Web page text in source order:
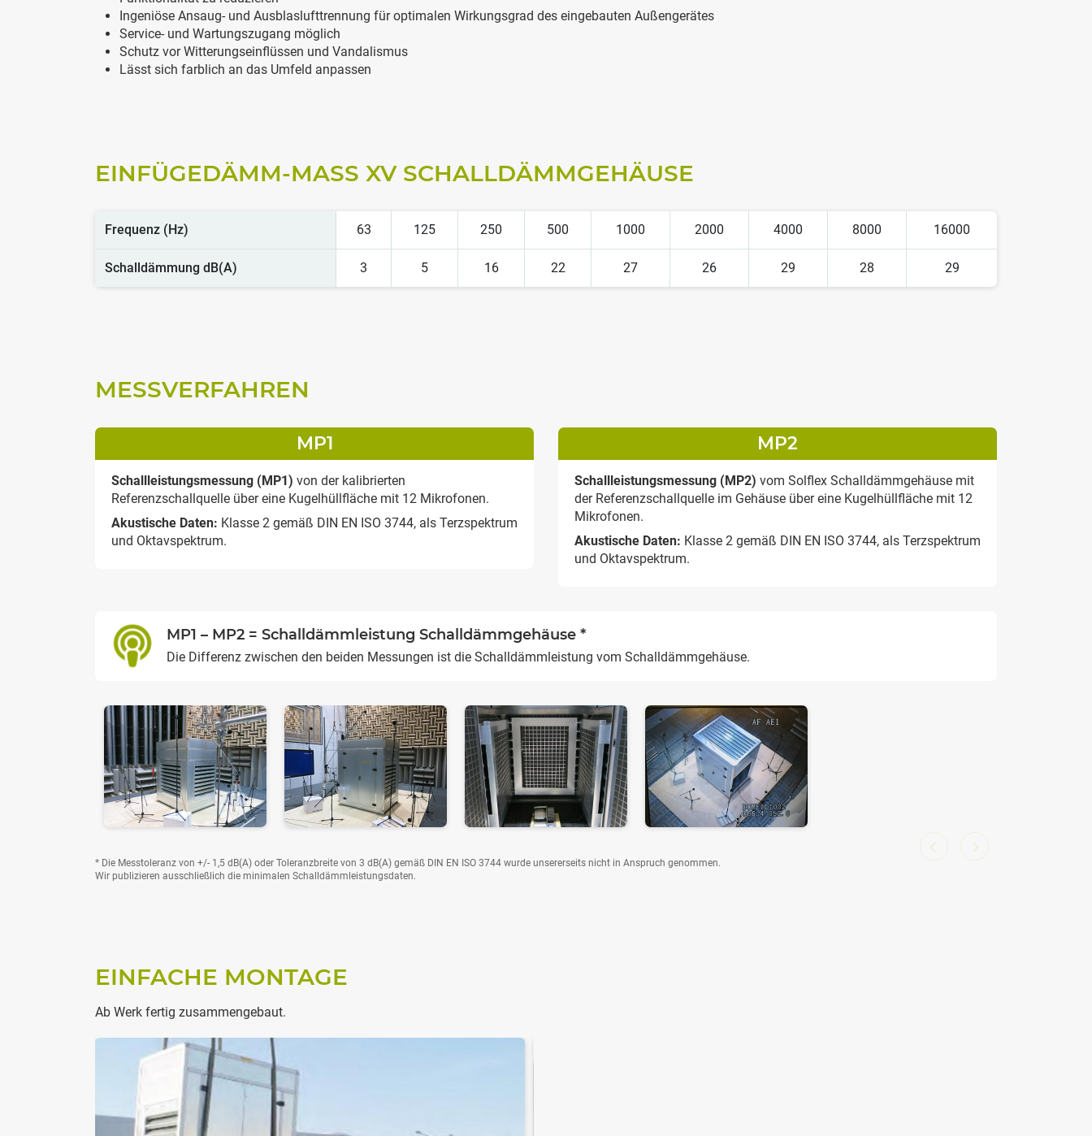
Ingeniöse Ansaug- und Ausblaslufttrennung für optimalen Wirkungsgrad des eingebauten Außengerätes
Service- und Wartungszugang möglich
Schutz vor Witterungseinflüssen und Vandalismus
Lässt sich farblich an das Umfeld anpassen
EINFÜGEDÄMM-MASS XV SCHALLDÄMMGEHÄUSE
Frequenz (Hz) 63 125 250 500 1000 2000 4000 8000 16000
Schalldämmung dB(A) 3 5 16 22 27 26 29 28 29
MESSVERFAHREN
MP1
Schallleistungsmessung (MP1) von der kalibrierten
Referenzschallquelle über eine Kugelhüllfläche mit 12 Mikrofonen.
Akustische Daten: Klasse 2 gemäß DIN EN ISO 3744, als Terzspektrum
und Oktavspektrum.
MP2
Schallleistungsmessung (MP2) vom Solflex Schalldämmgehäuse mit
der Referenzschallquelle im Gehäuse über eine Kugelhüllfläche mit 12
Mikrofonen.
Akustische Daten: Klasse 2 gemäß DIN EN ISO 3744, als Terzspektrum
und Oktavspektrum.
MP1 – MP2 = Schalldämmleistung Schalldämmgehäuse *
Die Differenz zwischen den beiden Messungen ist die Schalldämmleistung vom Schalldämmgehäuse.
* Die Messtoleranz von +/- 1,5 dB(A) oder Toleranzbreite von 3 dB(A) gemäß DIN EN ISO 3744 wurde unsererseits nicht in Anspruch genommen.
Wir publizieren ausschließlich die minimalen Schalldämmleistungsdaten.
EINFACHE MONTAGE
Ab Werk fertig zusammengebaut.